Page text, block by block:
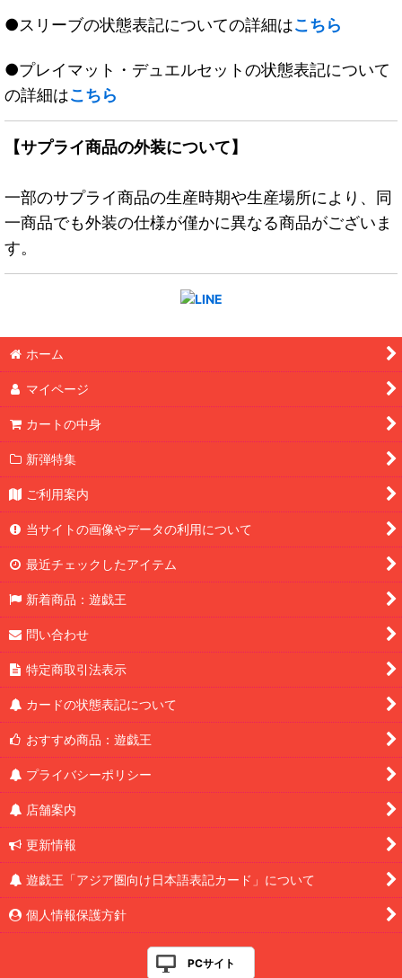
●スリーブの状態表記についての詳細はこちら
●プレイマット・デュエルセットの状態表記について
の詳細はこちら
【サプライ商品の外装について】
一部のサプライ商品の生産時期や生産場所により、同
一商品でも外装の仕様が僅かに異なる商品がございま
す。
ホーム
マイページ
カートの中身
新弾特集
ご利用案内
当サイトの画像やデータの利用について
最近チェックしたアイテム
新着商品：遊戯王
問い合わせ
特定商取引法表示
カードの状態表記について
おすすめ商品：遊戯王
プライバシーポリシー
店舗案内
更新情報
遊戯王「アジア圏向け日本語表記カード」について
個人情報保護方針
PCサイト